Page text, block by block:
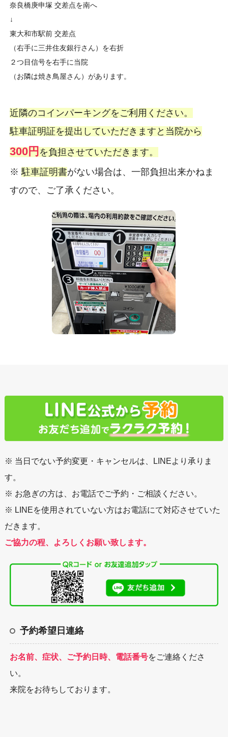
奈良橋庚申塚 交差点を南へ
↓
東大和市駅前 交差点
（右手に三井住友銀行さん）を右折
２つ目信号を右手に当院
（お隣は焼き鳥屋さん）があります。
近隣のコインパーキングをご利用ください。
駐車証明証を提出していただきますと当院から
300円を負担させていただきます。
※ 駐車証明書がない場合は、一部負担出来かねま
すので、ご了承ください。
※ 当日でない予約変更・キャンセルは、LINEより承りま
す。
※ お急ぎの方は、お電話でご予約・ご相談ください。
※ LINEを使用されていない方はお電話にて対応させていた
だきます。
ご協力の程、よろしくお願い致します。
予約希望日連絡
お名前、症状、ご予約日時、電話番号をご連絡くださ
い。
来院をお待ちしております。